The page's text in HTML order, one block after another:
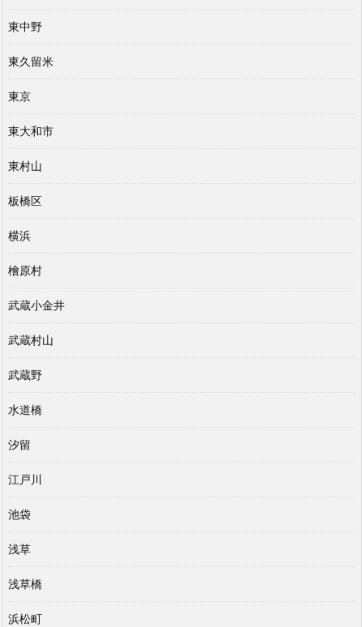
東中野
東久留米
東京
東大和市
東村山
板橋区
横浜
檜原村
武蔵小金井
武蔵村山
武蔵野
水道橋
汐留
江戸川
池袋
浅草
浅草橋
浜松町